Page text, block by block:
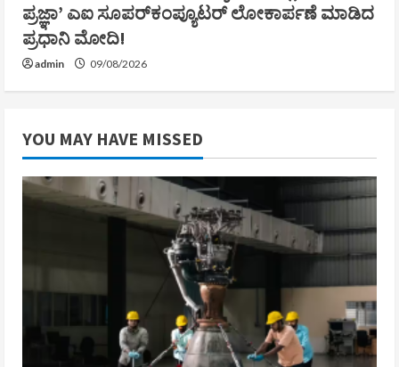
ಪ್ರಜ್ಞಾ’ ಎಐ ಸೂಪರ್‌ಕಂಪ್ಯೂಟರ್ ಲೋಕಾರ್ಪಣೆ ಮಾಡಿದ
ಪ್ರಧಾನಿ ಮೋದಿ!
admin 09/08/2026
YOU MAY HAVE MISSED